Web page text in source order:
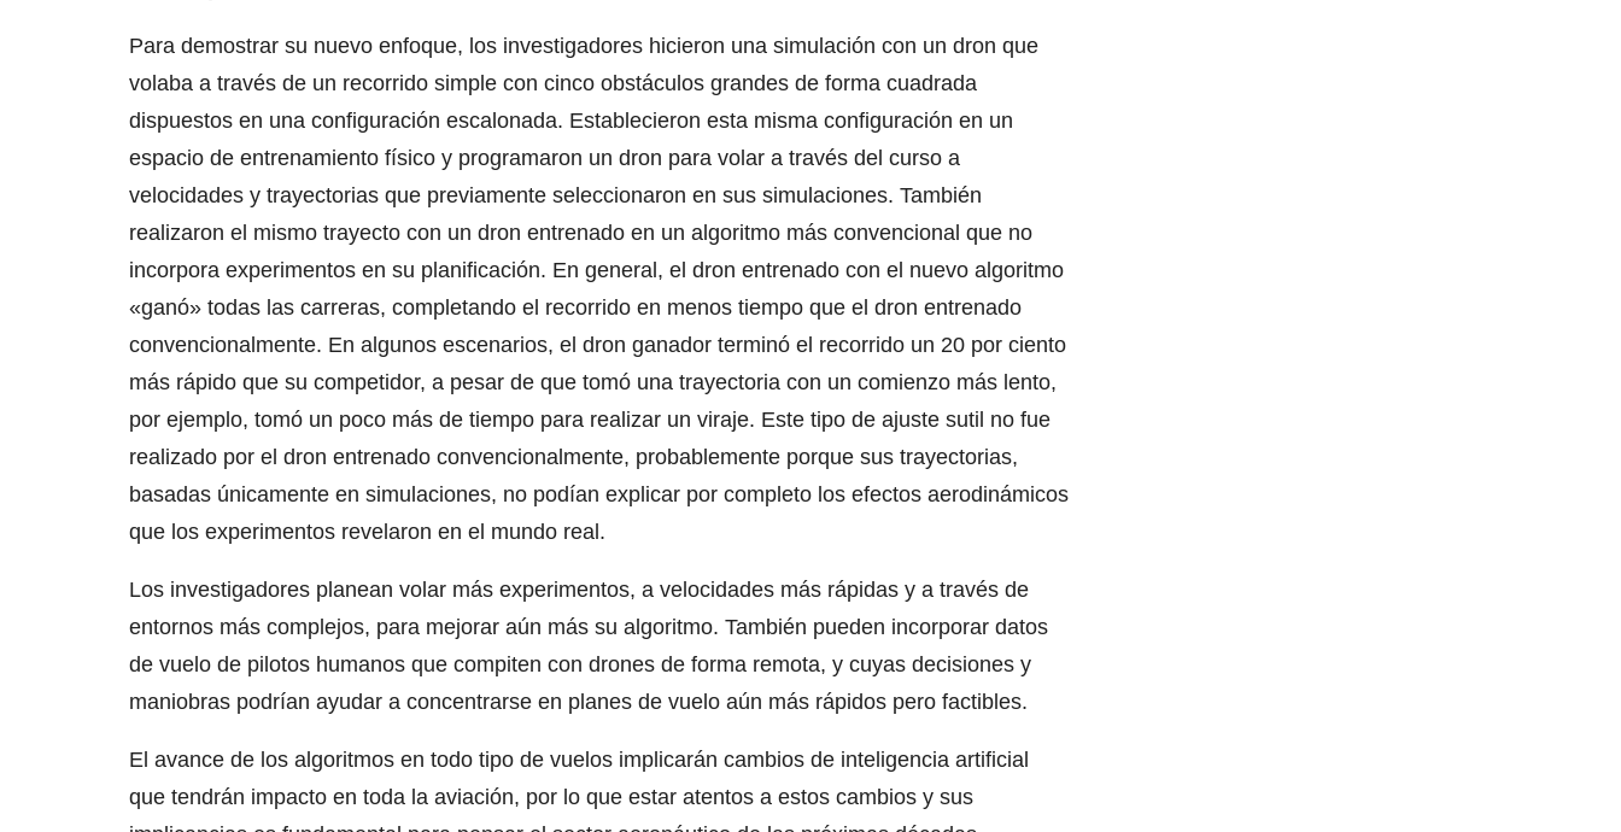
Para demostrar su nuevo enfoque, los investigadores hicieron una simulación con un dron que
volaba a través de un recorrido simple con cinco obstáculos grandes de forma cuadrada
dispuestos en una configuración escalonada. Establecieron esta misma configuración en un
espacio de entrenamiento físico y programaron un dron para volar a través del curso a
velocidades y trayectorias que previamente seleccionaron en sus simulaciones. También
realizaron el mismo trayecto con un dron entrenado en un algoritmo más convencional que no
incorpora experimentos en su planificación. En general, el dron entrenado con el nuevo algoritmo
«ganó» todas las carreras, completando el recorrido en menos tiempo que el dron entrenado
convencionalmente. En algunos escenarios, el dron ganador terminó el recorrido un 20 por ciento
más rápido que su competidor, a pesar de que tomó una trayectoria con un comienzo más lento,
por ejemplo, tomó un poco más de tiempo para realizar un viraje. Este tipo de ajuste sutil no fue
realizado por el dron entrenado convencionalmente, probablemente porque sus trayectorias,
basadas únicamente en simulaciones, no podían explicar por completo los efectos aerodinámicos
que los experimentos revelaron en el mundo real.
Los investigadores planean volar más experimentos, a velocidades más rápidas y a través de
entornos más complejos, para mejorar aún más su algoritmo. También pueden incorporar datos
de vuelo de pilotos humanos que compiten con drones de forma remota, y cuyas decisiones y
maniobras podrían ayudar a concentrarse en planes de vuelo aún más rápidos pero factibles.
El avance de los algoritmos en todo tipo de vuelos implicarán cambios de inteligencia artificial
que tendrán impacto en toda la aviación, por lo que estar atentos a estos cambios y sus